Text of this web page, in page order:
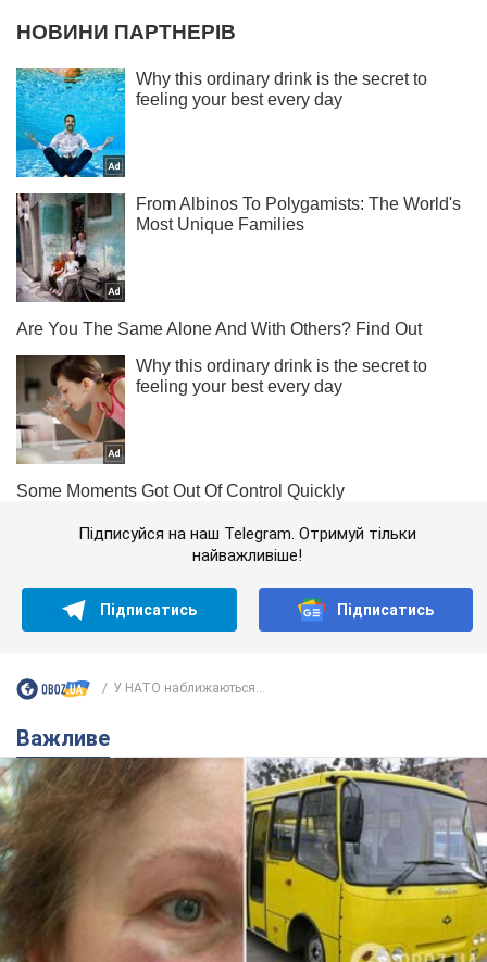
Підписуйся на наш Telegram. Отримуй тільки
найважливіше!
Підписатись Підписатись
У НАТО наближаються...
Важливе